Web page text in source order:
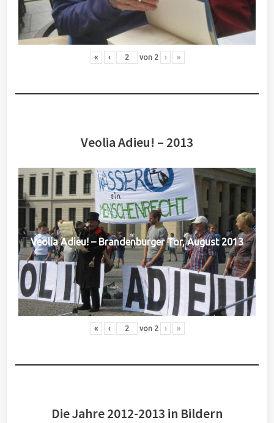
« ‹ von 2 › »
Veolia Adieu! – 2013
Veolia Adieu! – Brandenburger Tor, August 2013
« ‹ von 2 › »
Die Jahre 2012-2013 in Bildern